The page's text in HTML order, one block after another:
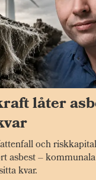
låter
och
asbest –
kvar.